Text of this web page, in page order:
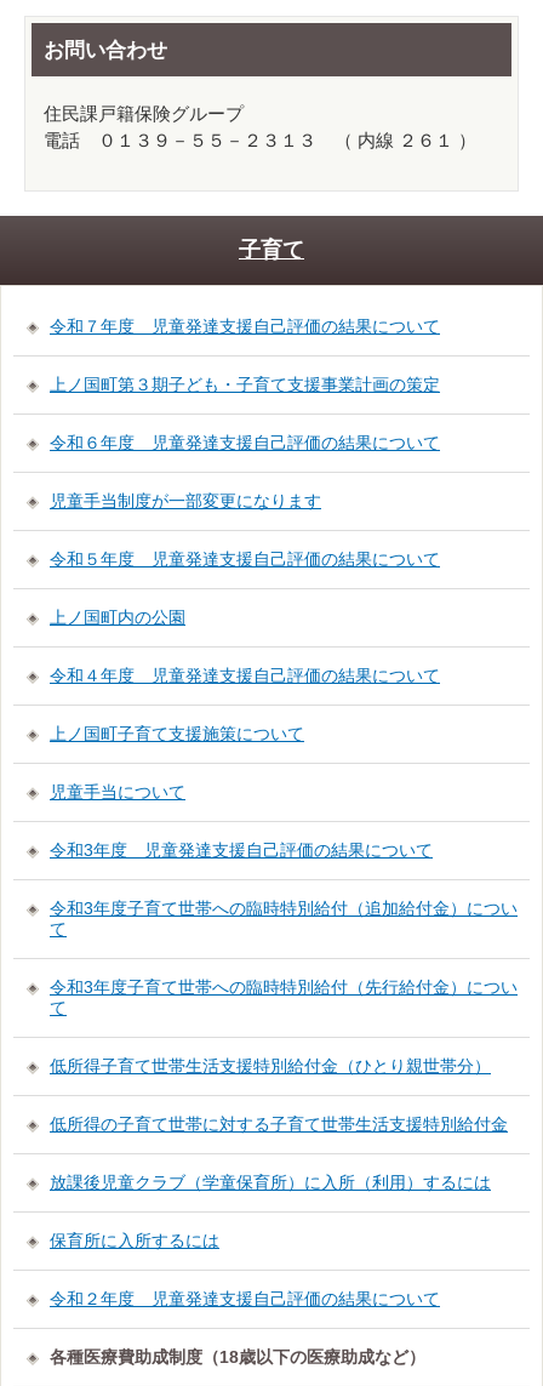
お問い合わせ
住民課戸籍保険グループ
電話 ０１３９－５５－２３１３ （ 内線 ２６１ ）
子育て
令和７年度 児童発達支援自己評価の結果について
上ノ国町第３期子ども・子育て支援事業計画の策定
令和６年度 児童発達支援自己評価の結果について
児童手当制度が一部変更になります
令和５年度 児童発達支援自己評価の結果について
上ノ国町内の公園
令和４年度 児童発達支援自己評価の結果について
上ノ国町子育て支援施策について
児童手当について
令和3年度 児童発達支援自己評価の結果について
令和3年度子育て世帯への臨時特別給付（追加給付金）につい
て
令和3年度子育て世帯への臨時特別給付（先行給付金）につい
て
低所得子育て世帯生活支援特別給付金（ひとり親世帯分）
低所得の子育て世帯に対する子育て世帯生活支援特別給付金
放課後児童クラブ（学童保育所）に入所（利用）するには
保育所に入所するには
令和２年度 児童発達支援自己評価の結果について
各種医療費助成制度（18歳以下の医療助成など）